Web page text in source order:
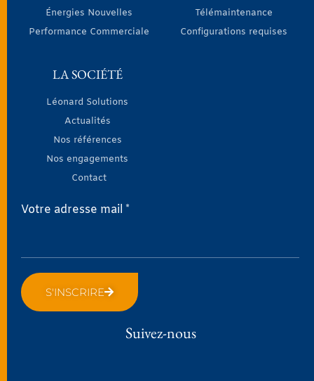
Énergies Nouvelles
Performance Commerciale
Télémaintenance
Configurations requises
LA SOCIÉTÉ
Léonard Solutions
Actualités
Nos références
Nos engagements
Contact
Votre adresse mail *
S'INSCRIRE
Suivez-nous